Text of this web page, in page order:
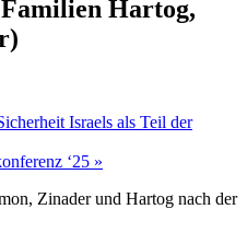
Hartog,
Israels als Teil der
‘25 »